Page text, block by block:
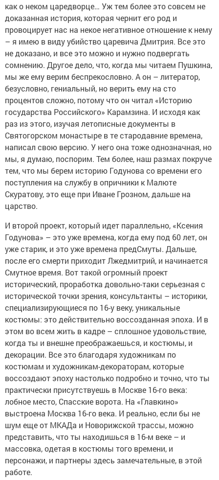
как о неком царедворце… Уж тем более это совсем не
доказанная история, которая чернит его род и
провоцирует нас на некое негативное отношение к нему
– я имею в виду убийство царевича Дмитрия. Все это
не доказано, и все это можно и нужно подвергать
сомнению. Другое дело, что, когда мы читаем Пушкина,
мы же ему верим беспрекословно. А он – литератор,
безусловно, гениальный, но верить ему на сто
процентов сложно, потому что он читал «Историю
государства Российского» Карамзина. И исходя как
раз из этого, изучая летописные документы в
Святогорском монастыре в те стародавние времена,
написал свою версию. У него она тоже однозначная, но
мы, я думаю, поспорим. Тем более, наш размах покруче
тем, что мы берем историю Годунова со времени его
поступления на службу в опричники к Малюте
Скуратову, это еще при Иване Грозном, дальше на
царство.
И второй проект, который идет параллельно, «Ксения
Годунова» – это уже времена, когда ему под 60 лет, он
уже старик, и это уже времена предСмуты. Дальше,
после его смерти приходит Лжедмитрий, и начинается
Смутное время. Вот такой огромный проект
исторический, проработка довольно-таки серьезная с
исторической точки зрения, консультанты – историки,
специализирующиеся по 16-у веку, уникальные
костюмы: это действительно воссозданная эпоха. И в
этом во всем жить в кадре – сплошное удовольствие,
когда ты и внешне преображаешься, и костюмы, и
декорации. Все это благодаря художникам по
костюмам и художникам-декораторам, которые
воссоздают эпоху настолько подробно и точно, что ты
практически присутствуешь в Москве 16-го века:
лобное место, Спасские ворота. На «Главкино»
выстроена Москва 16-го века. И реально, если бы не
шум еще от МКАДа и Новорижской трассы, можно
представить, что ты находишься в 16-м веке – и
массовка, одетая в костюмы того времени, и
персонажи, и партнеры здесь замечательные, в этой
работе.